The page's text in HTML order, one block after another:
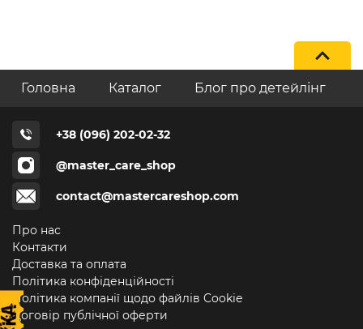
Головна Каталог Блог про детейлінг
+38 (096) 202-02-32
@master_care_shop
contact@mastercareshop.com
Про нас
Контакти
Доставка та оплата
Політика конфіденційності
Політика компанії щодо файлів Cookie
Договір публічної оферти